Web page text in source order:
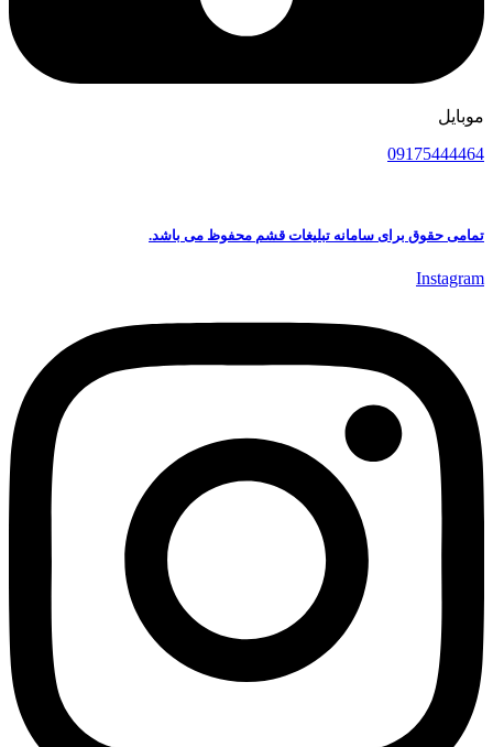
موبایل
09175444464
تمامی حقوق برای سامانه تبلیغات قشم محفوظ می باشد.
Instagram